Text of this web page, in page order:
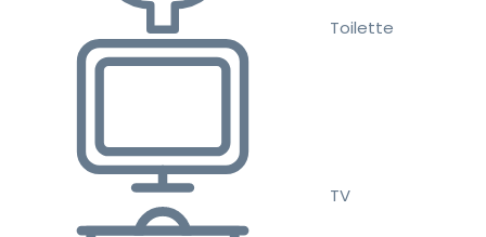
Toilette
TV